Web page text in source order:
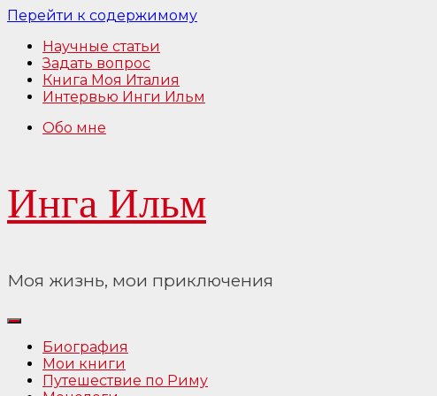
Перейти к содержимому
Научные статьи
Задать вопрос
Книга Моя Италия
Интервью Инги Ильм
Обо мне
Инга Ильм
Моя жизнь, мои приключения
Биография
Мои книги
Путешествие по Риму